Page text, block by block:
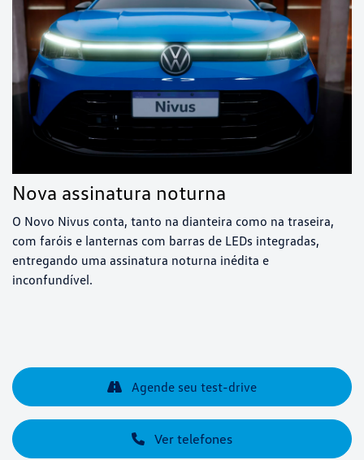
Nova assinatura noturna
O Novo Nivus conta, tanto na dianteira como na traseira,
com faróis e lanternas com barras de LEDs integradas,
entregando uma assinatura noturna inédita e
inconfundível.
Ver telefones
Agende seu test-drive